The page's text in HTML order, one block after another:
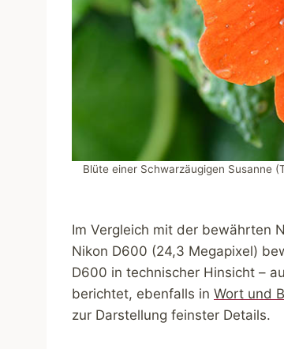
Blüte einer Schwarzäugigen Susanne
Im Vergleich mit der bewährten
Nikon D600 (24,3 Megapixel)
D600 in technischer Hinsicht –
berichtet, ebenfalls in Wort und
zur Darstellung feinster Details.